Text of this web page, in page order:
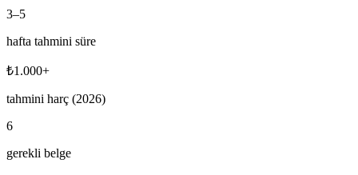
3–5
hafta tahmini süre
₺1.000+
tahmini harç (2026)
6
gerekli belge